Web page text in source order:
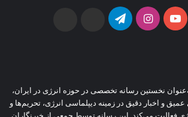
یوتیوباینستاگرامتلگرام
نخستین رسانه تخصصی در حوزه انرژی در ایران،
عمیق و اخبار دقیق در زمینه دیپلماسی انرژی، تحریم‌ها و